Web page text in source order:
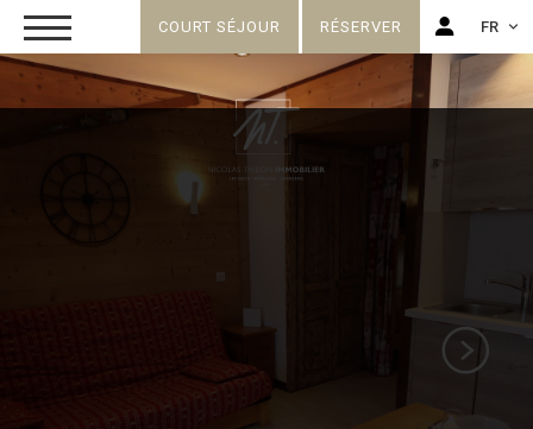
COURT SÉJOUR RÉSERVER FR
FR